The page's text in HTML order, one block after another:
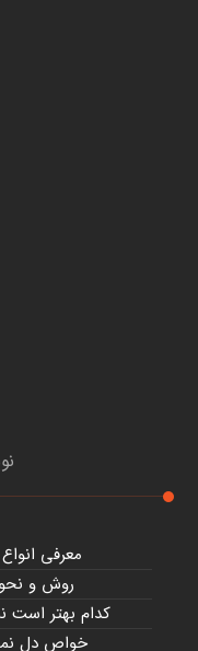
معرفی
روش و
کدام بهتر است
خواص دل